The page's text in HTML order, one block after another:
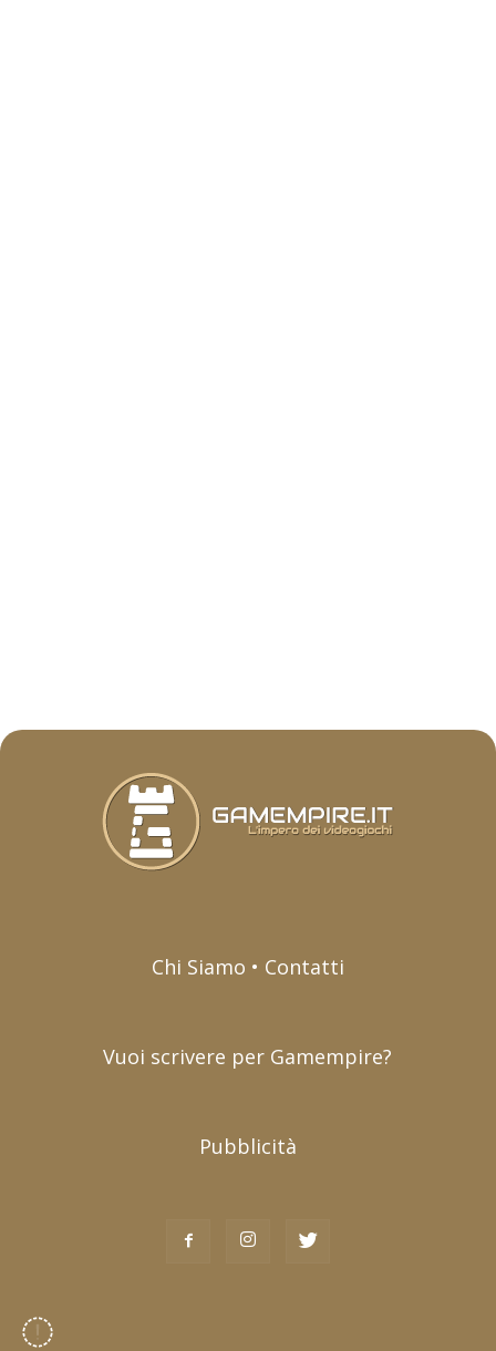
Chi Siamo • Contatti
Vuoi scrivere per Gamempire?
Pubblicità